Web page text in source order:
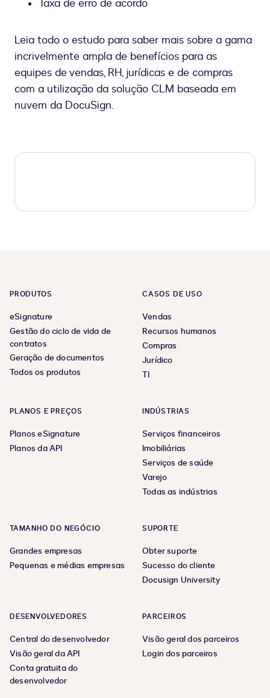
Taxa de erro de acordo
Leia todo o estudo para saber mais sobre a gama
incrivelmente ampla de benefícios para as
equipes de vendas, RH, jurídicas e de compras
com a utilização da solução CLM baseada em
nuvem da DocuSign.
PRODUTOS
eSignature
Gestão do ciclo de vida de
contratos
Geração de documentos
Todos os produtos
CASOS DE USO
Vendas
Recursos humanos
Compras
Jurídico
TI
PLANOS E PREÇOS
Planos eSignature
Planos da API
INDÚSTRIAS
Serviços financeiros
Imobiliárias
Serviços de saúde
Varejo
Todas as indústrias
TAMANHO DO NEGÓCIO
Grandes empresas
Pequenas e médias empresas
SUPORTE
Obter suporte
Sucesso do cliente
Docusign University
DESENVOLVEDORES
Central do desenvolvedor
Visão geral da API
Conta gratuita do
desenvolvedor
PARCEIROS
Visão geral dos parceiros
Login dos parceiros